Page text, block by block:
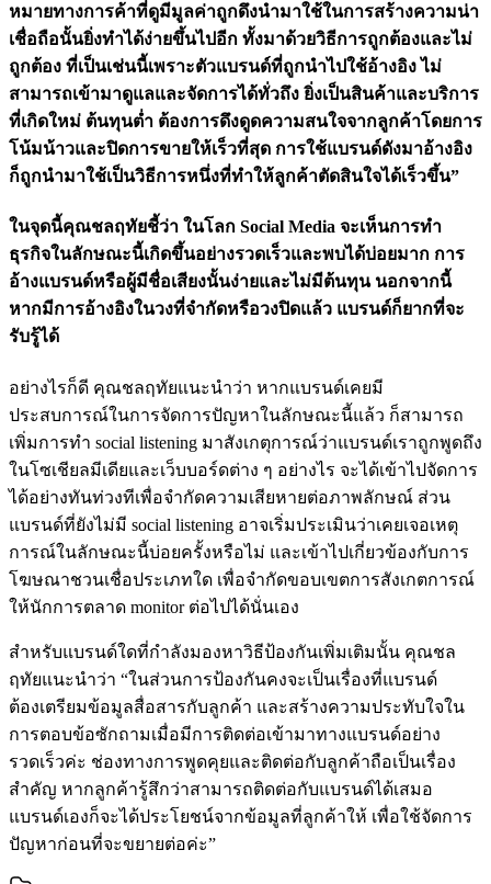
หมายทางการค้าที่ดูมีมูลค่าถูกดึงนำมาใช้ในการสร้างความน่า
เชื่อถือนั้นยิ่งทำได้ง่ายขึ้นไปอีก ทั้งมาด้วยวิธีการถูกต้องและไม่
ถูกต้อง ที่เป็นเช่นนี้เพราะตัวแบรนด์ที่ถูกนำไปใช้อ้างอิง ไม่
สามารถเข้ามาดูแลและจัดการได้ทั่วถึง ยิ่งเป็นสินค้าและบริการ
ที่เกิดใหม่ ต้นทุนต่ำ ต้องการดึงดูดความสนใจจากลูกค้าโดยการ
โน้มน้าวและปิดการขายให้เร็วที่สุด การใช้แบรนด์ดังมาอ้างอิง
ก็ถูกนำมาใช้เป็นวิธีการหนึ่งที่ทำให้ลูกค้าตัดสินใจได้เร็วขึ้น”
ในจุดนี้คุณชลฤทัยชี้ว่า ในโลก Social Media จะเห็นการทำ
ธุรกิจในลักษณะนี้เกิดขึ้นอย่างรวดเร็วและพบได้บ่อยมาก การ
อ้างแบรนด์หรือผู้มีชื่อเสียงนั้นง่ายและไม่มีต้นทุน นอกจากนี้
หากมีการอ้างอิงในวงที่จำกัดหรือวงปิดแล้ว แบรนด์ก็ยากที่จะ
รับรู้ได้
อย่างไรก็ดี คุณชลฤทัยแนะนำว่า หากแบรนด์เคยมี
ประสบการณ์ในการจัดการปัญหาในลักษณะนี้แล้ว ก็สามารถ
เพิ่มการทำ social listening มาสังเกตุการณ์ว่าแบรนด์เราถูกพูดถึง
ในโซเชียลมีเดียและเว็บบอร์ดต่าง ๆ อย่างไร จะได้เข้าไปจัดการ
ได้อย่างทันท่วงทีเพื่อจำกัดความเสียหายต่อภาพลักษณ์ ส่วน
แบรนด์ที่ยังไม่มี social listening อาจเริ่มประเมินว่าเคยเจอเหตุ
การณ์ในลักษณะนี้บ่อยครั้งหรือไม่ และเข้าไปเกี่ยวข้องกับการ
โฆษณาชวนเชื่อประเภทใด เพื่อจำกัดขอบเขตการสังเกตการณ์
ให้นักการตลาด monitor ต่อไปได้นั่นเอง
สำหรับแบรนด์ใดที่กำลังมองหาวิธีป้องกันเพิ่มเติมนั้น คุณชล
ฤทัยแนะนำว่า “ในส่วนการป้องกันคงจะเป็นเรื่องที่แบรนด์
ต้องเตรียมข้อมูลสื่อสารกับลูกค้า และสร้างความประทับใจใน
การตอบข้อซักถามเมื่อมีการติดต่อเข้ามาทางแบรนด์อย่าง
รวดเร็วค่ะ ช่องทางการพูดคุยและติดต่อกับลูกค้าถือเป็นเรื่อง
สำคัญ หากลูกค้ารู้สึกว่าสามารถติดต่อกับแบรนด์ได้เสมอ
แบรนด์เองก็จะได้ประโยชน์จากข้อมูลที่ลูกค้าให้ เพื่อใช้จัดการ
ปัญหาก่อนที่จะขยายต่อค่ะ”